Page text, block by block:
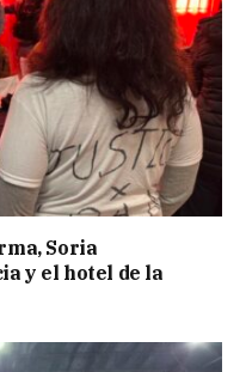
Soria
y el hotel de la